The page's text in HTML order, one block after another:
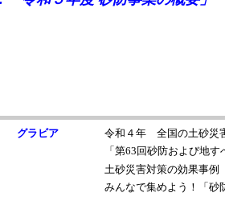
グラビア
令和４年 全国の土砂災
「第63回砂防および地
土砂災害対策の効果事
みんなで集めよう！「